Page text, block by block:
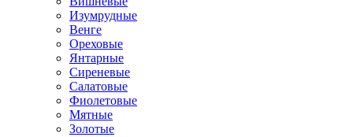
Изумрудные
Венге
Ореховые
Янтарные
Сиреневые
Салатовые
Фиолетовые
Мятные
Золотые